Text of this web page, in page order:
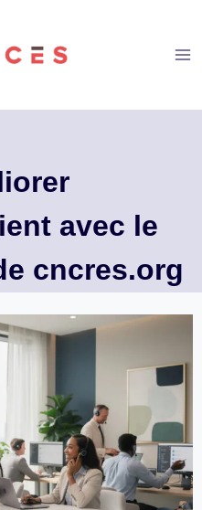
avec le
cncres.org